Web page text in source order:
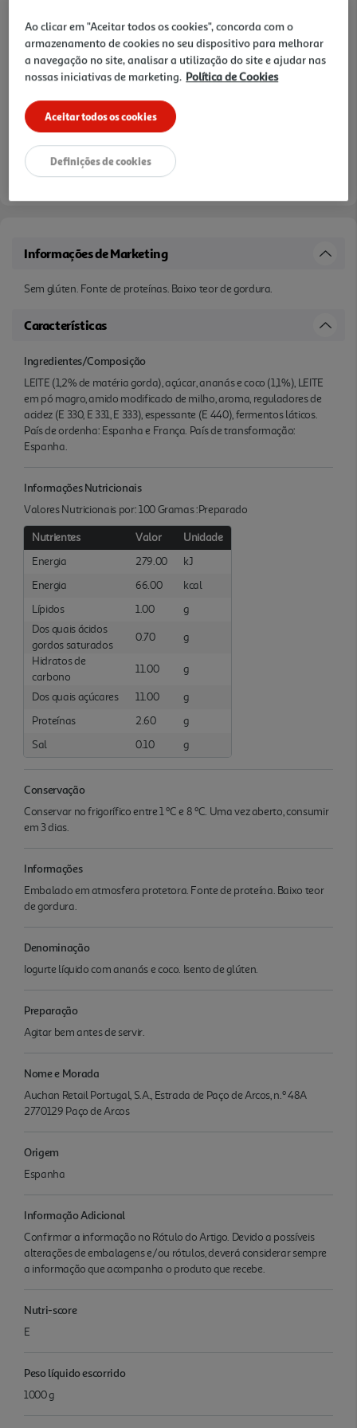
Informações de Marketing
Sem glúten. Fonte de proteínas. Baixo teor de gordura.
Características
Ingredientes/Composição
LEITE (1,2% de matéria gorda), açúcar, ananás e coco (1,1%), LEITE
em pó magro, amido modificado de milho, aroma, reguladores de
acidez (E 330, E 331, E 333), espessante (E 440), fermentos láticos.
País de ordenha: Espanha e França. País de transformação:
Espanha.
Informações Nutricionais
Valores Nutricionais por: 100 Gramas :Preparado
Nutrientes Valor
Unidade
Energia
279.00
kJ
Energia
66.00
kcal
Lípidos
1.00
g
Dos quais ácidos
gordos saturados
0.70
g
Hidratos de
carbono
11.00 g
Dos quais açúcares 11.00
g
Proteínas
2.60
g
Sal
0.10 g
Conservação
Conservar no frigorífico entre 1 ºC e 8 ºC. Uma vez aberto, consumir
em 3 dias.
Informações
Embalado em atmosfera protetora. Fonte de proteína. Baixo teor
de gordura.
Denominação
Iogurte líquido com ananás e coco. Isento de glúten.
Preparação
Agitar bem antes de servir.
Nome e Morada
Auchan Retail Portugal, S.A., Estrada de Paço de Arcos, n.º 48A
2770129 Paço de Arcos
Origem
Espanha
Informação Adicional
Confirmar a informação no Rótulo do Artigo. Devido a possíveis
alterações de embalagens e/ou rótulos, deverá considerar sempre
a informação que acompanha o produto que recebe.
Nutri-score
E
Peso líquido escorrido
1000 g
Ao clicar em "Aceitar todos os cookies", concorda com o
armazenamento de cookies no seu dispositivo para melhorar
a navegação no site, analisar a utilização do site e ajudar nas
nossas iniciativas de marketing. Política de Cookies
Aceitar todos os cookies
Definições de cookies